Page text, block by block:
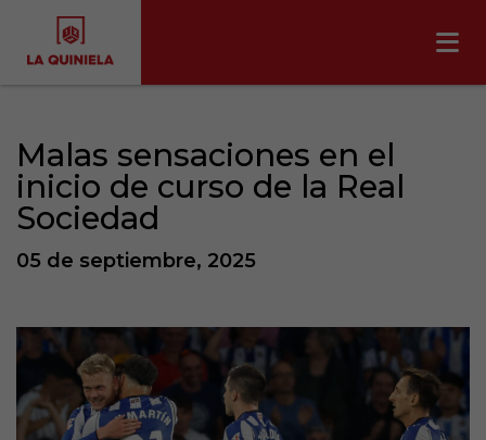
Malas sensaciones en el
inicio de curso de la Real
Sociedad
05 de septiembre, 2025